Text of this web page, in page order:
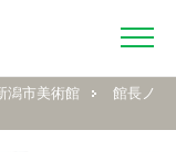
潟市美術館
館長ノ